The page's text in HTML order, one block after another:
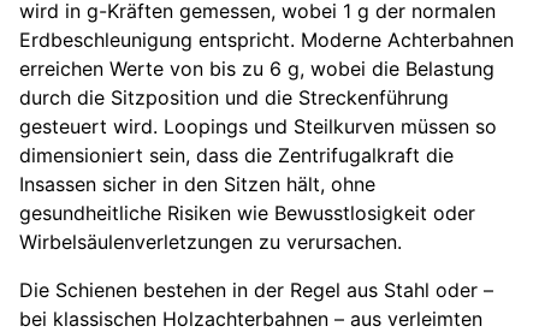
wird in g-Kräften gemessen, wobei 1 g der normalen
Erdbeschleunigung entspricht. Moderne Achterbahnen
erreichen Werte von bis zu 6 g, wobei die Belastung
durch die Sitzposition und die Streckenführung
gesteuert wird. Loopings und Steilkurven müssen so
dimensioniert sein, dass die Zentrifugalkraft die
Insassen sicher in den Sitzen hält, ohne
gesundheitliche Risiken wie Bewusstlosigkeit oder
Wirbelsäulenverletzungen zu verursachen.
Die Schienen bestehen in der Regel aus Stahl oder –
bei klassischen Holzachterbahnen – aus verleimten